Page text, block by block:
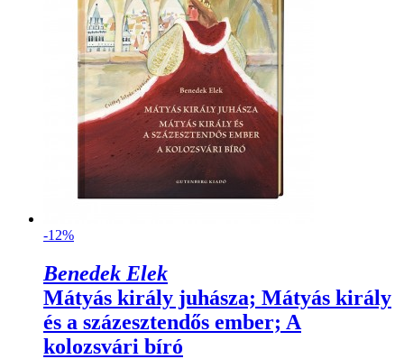
-12%
Benedek Elek
Mátyás király juhásza; Mátyás király
és a százesztendős ember; A
kolozsvári bíró